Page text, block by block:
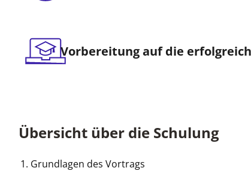
Vorbereitung auf die
Übersicht über die Schulung
Grundlagen des Vortrags